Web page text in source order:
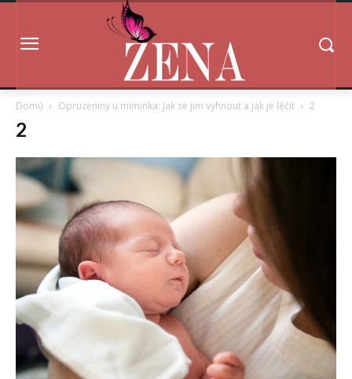
Domů Opruzeniny u miminka: Jak se jim vyhnout a jak je léčit 2
2